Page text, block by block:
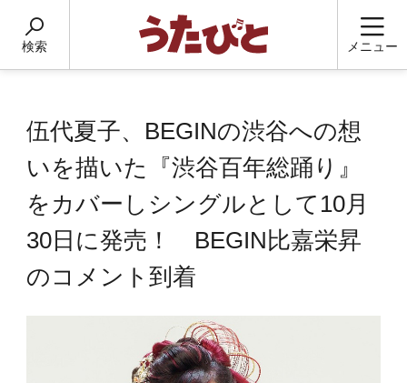
検索 メニュー
伍代夏子、BEGINの渋谷への想
いを描いた『渋谷百年総踊り』
をカバーしシングルとして10月
30日に発売！ BEGIN比嘉栄昇
のコメント到着